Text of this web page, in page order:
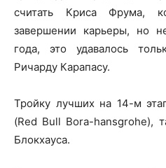
считать Криса Фрума,
завершении карьеры, но
года, это удавалось
Ричарду Карапасу.
Тройку лучших на 14-м
(Red Bull Bora-hansgrohe),
Блокхауса.